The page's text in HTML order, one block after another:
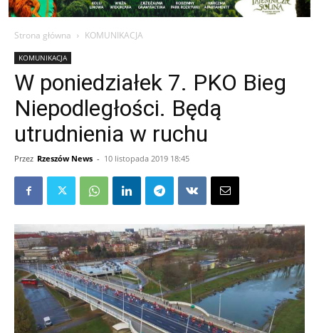
Strona główna KOMUNIKACJA
KOMUNIKACJA
W poniedziałek 7. PKO Bieg
Niepodległości. Będą
utrudnienia w ruchu
Przez Rzeszów News - 10 listopada 2019 18:45